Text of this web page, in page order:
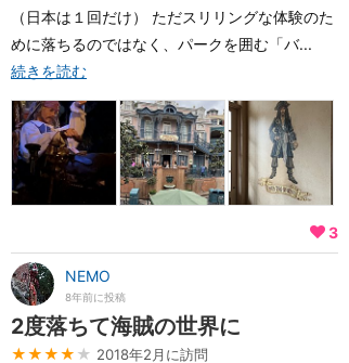
（日本は１回だけ） ただスリリングな体験のた
めに落ちるのではなく、パークを囲む「バ...
続きを読む
3
NEMO
8年前に投稿
2度落ちて海賊の世界に
★★★★ ★ 2018年2月に訪問